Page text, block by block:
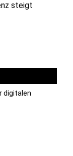
steigt
digitalen